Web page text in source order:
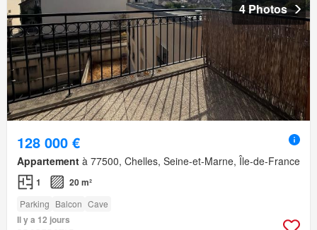
4 Photos
128 000 €
Appartement à 77500, Chelles, Seine-et-Marne, Île-de-France
1 20 m²
Parking Balcon Cave
Il y a 12 jours